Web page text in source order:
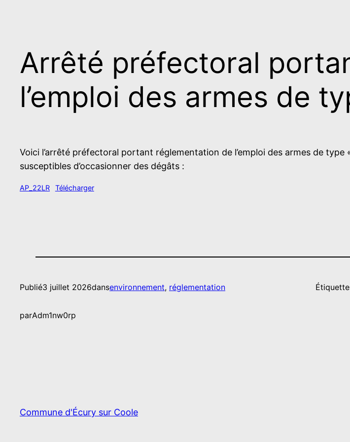
Arrêté préfectoral
l’emploi des armes de
Voici l’arrêté préfectoral portant réglementation de l’emploi des armes de
susceptibles d’occasionner des dégâts :
AP_22LR Télécharger
Publié3 juillet 2026dansenvironnement, réglementation
parAdm1nw0rp
Commune d'Écury sur Coole